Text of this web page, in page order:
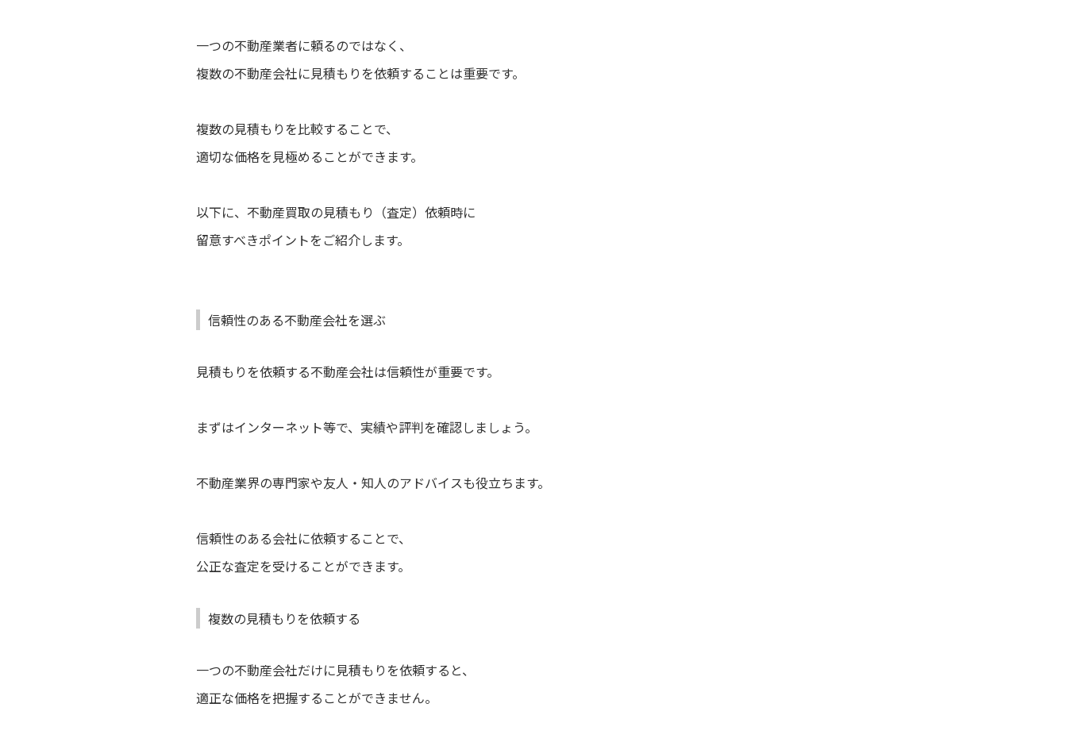
一つの不動産業者に頼るのではなく、
複数の不動産会社に見積もりを依頼することは重要です。
複数の見積もりを比較することで、
適切な価格を見極めることができます。
以下に、不動産買取の見積もり（査定）依頼時に
留意すべきポイントをご紹介します。
信頼性のある不動産会社を選ぶ
見積もりを依頼する不動産会社は信頼性が重要です。
まずはインターネット等で、実績や評判を確認しましょう。
不動産業界の専門家や友人・知人のアドバイスも役立ちます。
信頼性のある会社に依頼することで、
公正な査定を受けることができます。
複数の見積もりを依頼する
一つの不動産会社だけに見積もりを依頼すると、
適正な価格を把握することができません。